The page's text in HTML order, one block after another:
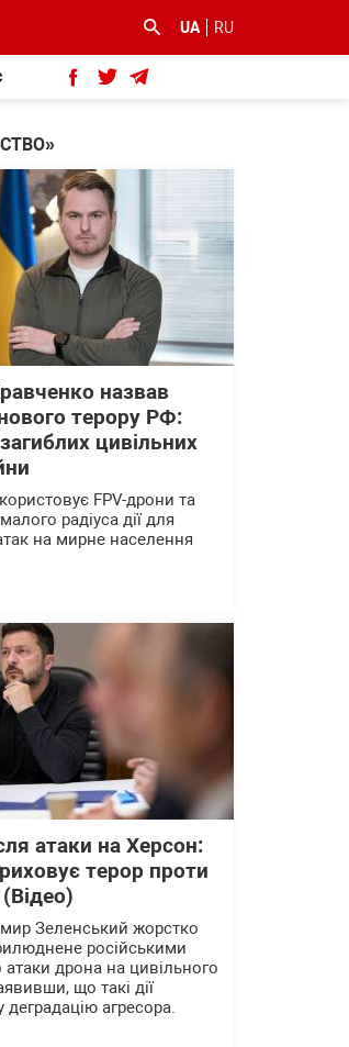
UA RU
назвав
терору РФ:
цивільних
FPV-дрони та
радіуса дії для
на мирне населення
атаки на Херсон:
терор проти
Зеленський жорстко
російськими
дрона на цивільного
що такі дії
деградацію агресора.